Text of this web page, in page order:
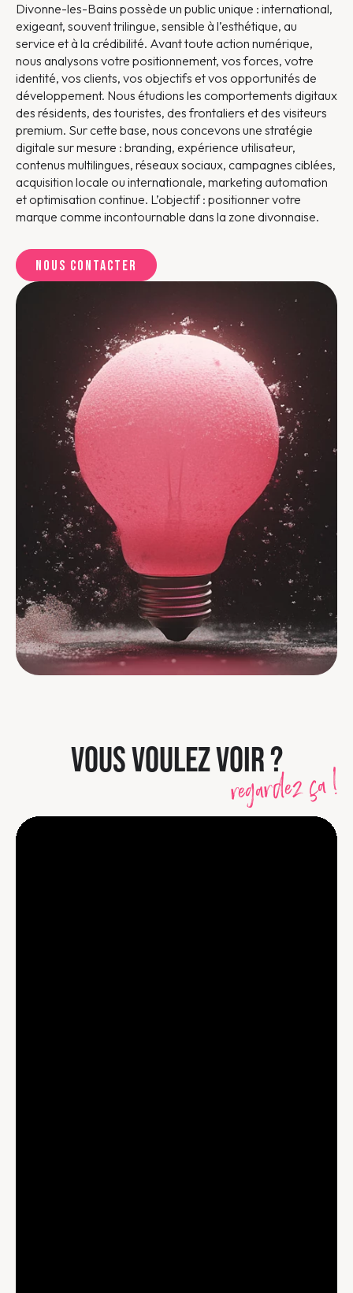
Divonne-les-Bains possède un public unique : international,
exigeant, souvent trilingue, sensible à l’esthétique, au
service et à la crédibilité. Avant toute action numérique,
nous analysons votre positionnement, vos forces, votre
identité, vos clients, vos objectifs et vos opportunités de
développement. Nous étudions les comportements digitaux
des résidents, des touristes, des frontaliers et des visiteurs
premium. Sur cette base, nous concevons une stratégie
digitale sur mesure : branding, expérience utilisateur,
contenus multilingues, réseaux sociaux, campagnes ciblées,
acquisition locale ou internationale, marketing automation
et optimisation continue. L’objectif : positionner votre
marque comme incontournable dans la zone divonnaise.
Nous contacter
VOUS VOULEZ VOIR ?regardez ça !